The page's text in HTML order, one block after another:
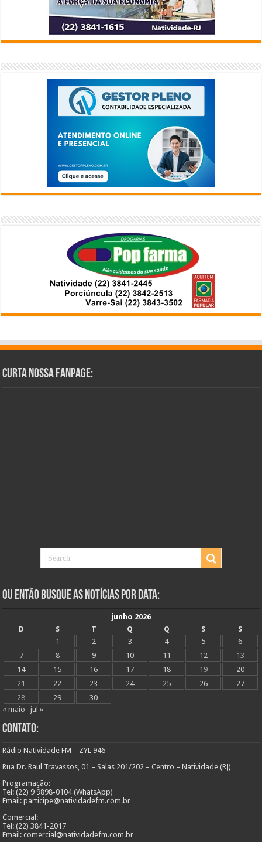
Curta Nossa Fanpage:
Ou Então Busque as Notícias Por Data:
junho 2026
D
S T Q Q S
S
1
2 3 4 5
6
7
8 9 10 11 12
13
14
15 16 17 18 19
20
21
22 23 24 25 26
27
28
29
30
« maio
jul »
Contato:
Rádio Natividade FM – ZYL 946
Rua Dr. Raul Travassos, 01 – Salas 201/202 – Centro – Natividade (RJ)
Programação:
Tel: (22) 9 9898-0104 (WhatsApp)
Email: participe@natividadefm.com.br
Comercial:
Tel: (22) 3841-2017
Email: comercial@natividadefm.com.br